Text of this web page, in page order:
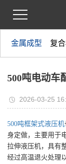
金属成型 复
500吨电动车
2026-03-25
500吨框架式液压机
身定做，主要用于
拉伸液压机，具有
经过高温退火处理